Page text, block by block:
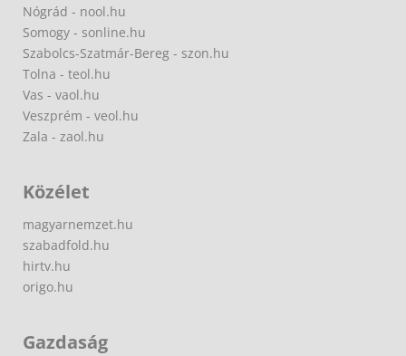
Nógrád - nool.hu
Somogy - sonline.hu
Szabolcs-Szatmár-Bereg - szon.hu
Tolna - teol.hu
Vas - vaol.hu
Veszprém - veol.hu
Zala - zaol.hu
Közélet
magyarnemzet.hu
szabadfold.hu
hirtv.hu
origo.hu
Gazdaság